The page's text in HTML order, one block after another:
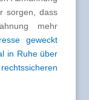
sorgen, dass
mehr
geweckt
in Ruhe über